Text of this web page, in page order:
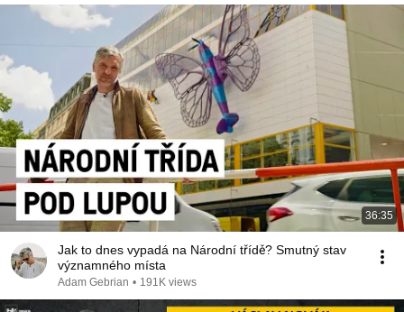
36:35
Jak to dnes vypadá na Národní třídě? Smutný stav
významného místa
Adam Gebrian • 191K views